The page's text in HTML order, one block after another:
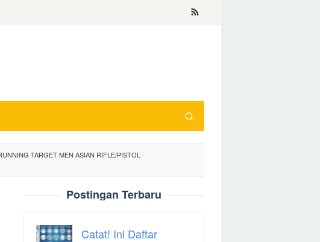
TARGET MEN ASIAN RIFLE/PISTOL
Postingan Terbaru
Catat! Ini Daftar